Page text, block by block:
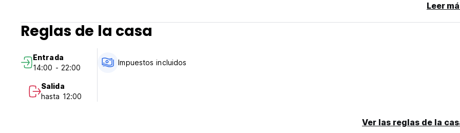
7) No hay fumar en la habitación, pero tiene un área de fumar
8) Tenga en cuenta que algunas habitaciones no tienen ventilador solo con aire acondicionado. Asegúrese de hacer una
(Auto-translated from original language)
Leer
Reglas de la casa
Entrada
14:00 - 22:00
Salida
hasta 12:00
Impuestos incluidos
Ver las reglas de la